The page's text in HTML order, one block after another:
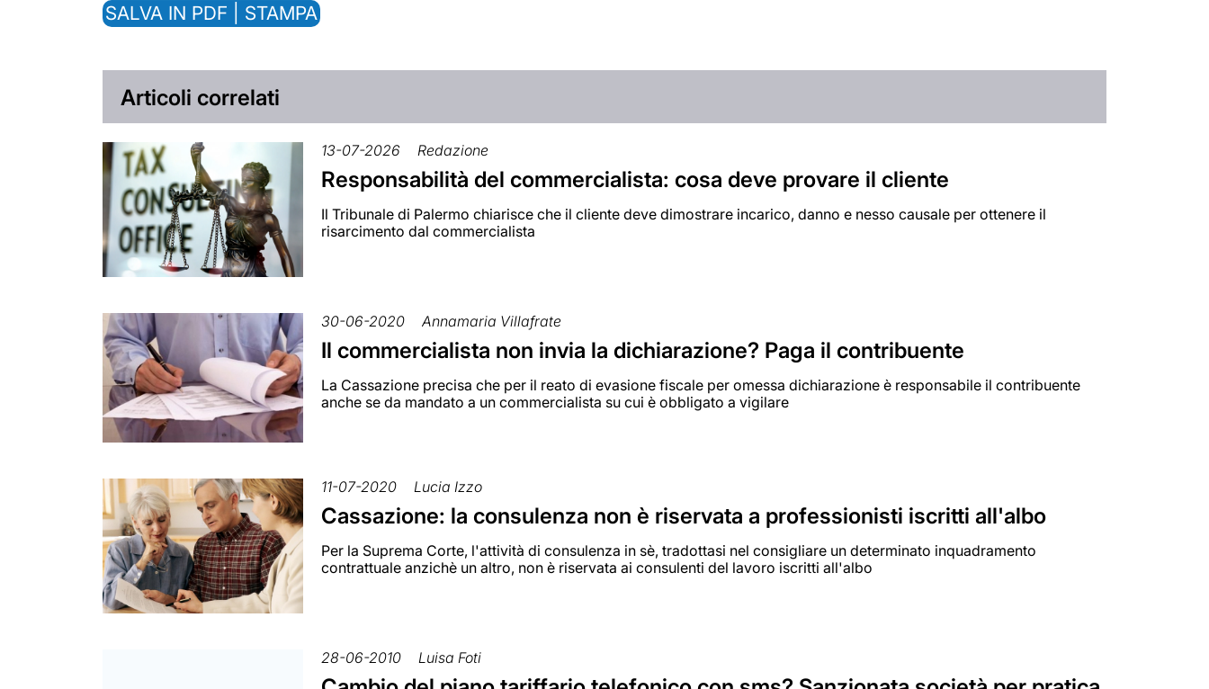
SALVA IN PDF | STAMPA
Articoli correlati
13-07-2026 Redazione
Responsabilità del commercialista: cosa deve provare il cliente
Il Tribunale di Palermo chiarisce che il cliente deve dimostrare incarico, danno e nesso causale per ottenere il
risarcimento dal commercialista
30-06-2020 Annamaria Villafrate
Il commercialista non invia la dichiarazione? Paga il contribuente
La Cassazione precisa che per il reato di evasione fiscale per omessa dichiarazione è responsabile il contribuente
anche se da mandato a un commercialista su cui è obbligato a vigilare
11-07-2020 Lucia Izzo
Cassazione: la consulenza non è riservata a professionisti iscritti all'albo
Per la Suprema Corte, l'attività di consulenza in sè, tradottasi nel consigliare un determinato inquadramento
contrattuale anzichè un altro, non è riservata ai consulenti del lavoro iscritti all'albo
28-06-2010 Luisa Foti